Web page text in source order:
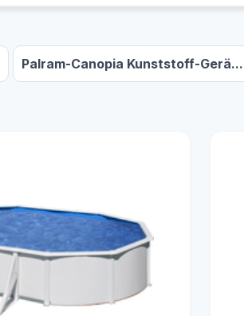
Palram-Canopia Kunststoff-Gerä...